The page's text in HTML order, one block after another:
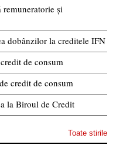
și
dobânzilor la creditele IFN
de consum
credit de consum
la Biroul de Credit
Toate stirile